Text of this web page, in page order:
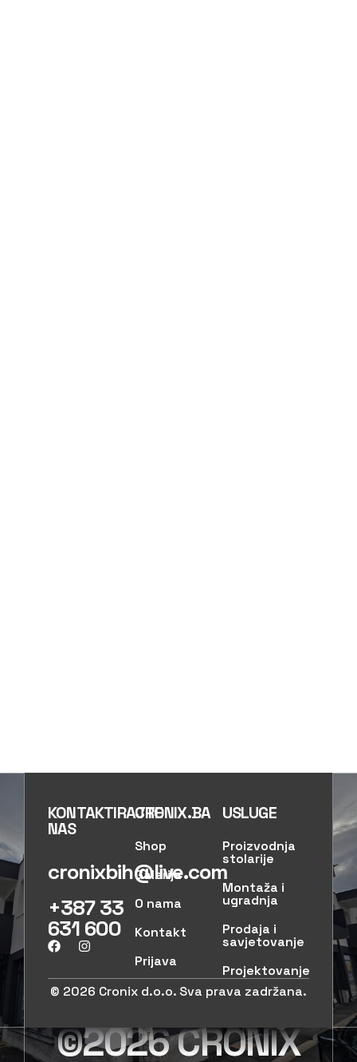
KONTAKTIRAJTE
NAS
cronixbih@live.com
+387 33
631 600
CRONIX.BA
Shop
Galerija
O nama
Kontakt
Prijava
USLUGE
Proizvodnja
stolarije
Montaža i
ugradnja
Prodaja i
savjetovanje
Projektovanje
© 2026 Cronix d.o.o. Sva prava zadržana.
©2026 CRONIX